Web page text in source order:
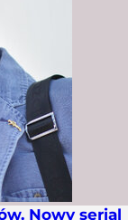
Nowy serial